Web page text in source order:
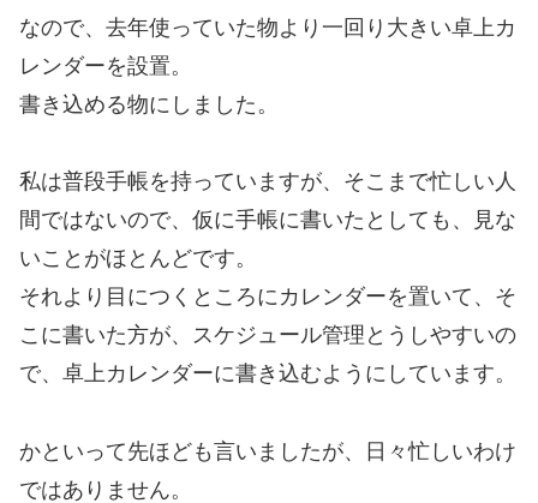
なので、去年使っていた物より一回り大きい卓上カ
レンダーを設置。
書き込める物にしました。
私は普段手帳を持っていますが、そこまで忙しい人
間ではないので、仮に手帳に書いたとしても、見な
いことがほとんどです。
それより目につくところにカレンダーを置いて、そ
こに書いた方が、スケジュール管理とうしやすいの
で、卓上カレンダーに書き込むようにしています。
かといって先ほども言いましたが、日々忙しいわけ
ではありません。